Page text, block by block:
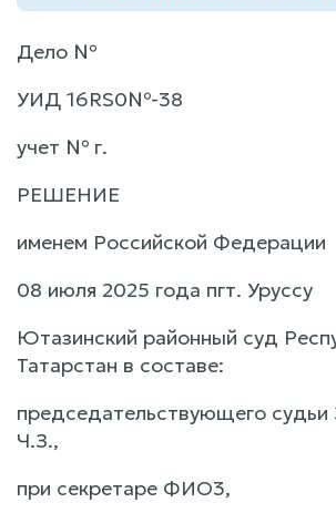
Дело №
УИД 16RS0№-38
учет № г.
РЕШЕНИЕ
именем Российской Федерации
08 июля 2025 года пгт. Уруссу
Ютазинский районный суд
Татарстан в составе:
председательствующего судьи
Ч.З.,
при секретаре ФИО3,